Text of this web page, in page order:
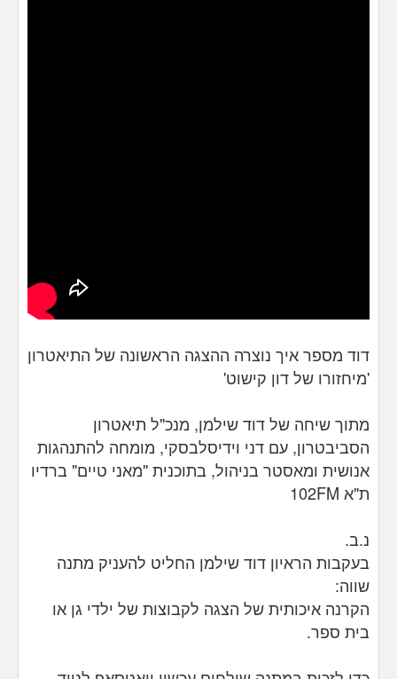
דוד מספר איך נוצרה ההצגה הראשונה של התיאטרון
'מיחזורו של דון קישוט'
מתוך שיחה של דוד שילמן, מנכ"ל תיאטרון
הסביבטרון, עם דני וידיסלבסקי, מומחה להתנהגות
אנושית ומאסטר בניהול, בתוכנית "מאני טיים" ברדיו
ת"א 102FM
נ.ב.
בעקבות הראיון דוד שילמן החליט להעניק מתנה
שווה:
הקרנה איכותית של הצגה לקבוצות של ילדי גן או
בית ספר.